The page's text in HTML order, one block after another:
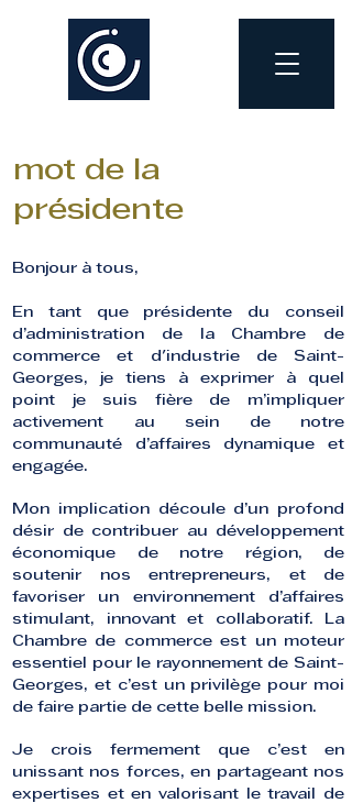
mot de la
présidente
Bonjour à tous,
En tant que présidente du conseil
d’administration de la Chambre de
commerce et d'industrie de Saint-
Georges, je tiens à exprimer à quel
point je suis fière de m’impliquer
activement au sein de notre
communauté d’affaires dynamique et
engagée.
Mon implication découle d’un profond
désir de contribuer au développement
économique de notre région, de
soutenir nos entrepreneurs, et de
favoriser un environnement d’affaires
stimulant, innovant et collaboratif. La
Chambre de commerce est un moteur
essentiel pour le rayonnement de Saint-
Georges, et c’est un privilège pour moi
de faire partie de cette belle mission.
Je crois fermement que c’est en
unissant nos forces, en partageant nos
expertises et en valorisant le travail de